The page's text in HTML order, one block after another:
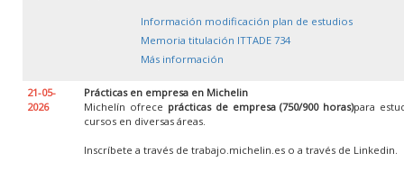
Información modificación plan de estudios
Memoria titulación ITTADE 734
Más información
21-05-
2026
Prácticas en empresa en Michelin
Michelín ofrece prácticas de empresa (750/900 horas)para
cursos en diversas áreas.
Inscríbete a través de trabajo.michelin.es o a través de Linkedin.